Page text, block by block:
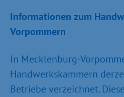
Informationen zum
Vorpommern
In Mecklenburg-
Handwerkskammern
Betriebe verzeichnet.